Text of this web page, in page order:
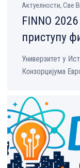
Aктуелности, Све
FINNO
приступу
Универзитет у
Конзорцијума